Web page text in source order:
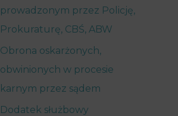
prowadzonym przez Policję,
Prokuraturę, CBŚ, ABW
Obrona oskarżonych,
obwinionych w procesie
karnym przez sądem
Dodatek służbowy